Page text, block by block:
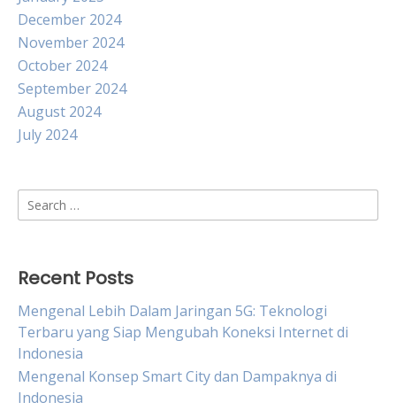
December 2024
November 2024
October 2024
September 2024
August 2024
July 2024
Search
for:
Recent Posts
Mengenal Lebih Dalam Jaringan 5G: Teknologi
Terbaru yang Siap Mengubah Koneksi Internet di
Indonesia
Mengenal Konsep Smart City dan Dampaknya di
Indonesia